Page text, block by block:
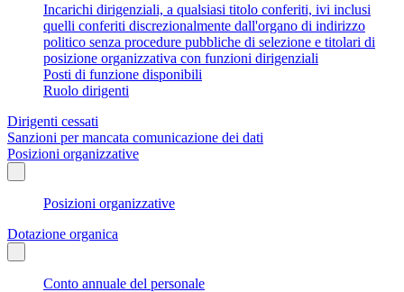
Incarichi dirigenziali, a qualsiasi titolo conferiti, ivi inclusi
quelli conferiti discrezionalmente dall'organo di indirizzo
politico senza procedure pubbliche di selezione e titolari di
posizione organizzativa con funzioni dirigenziali
Posti di funzione disponibili
Ruolo dirigenti
Dirigenti cessati
Sanzioni per mancata comunicazione dei dati
Posizioni organizzative
Posizioni organizzative
Dotazione organica
Conto annuale del personale